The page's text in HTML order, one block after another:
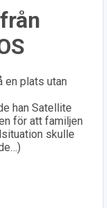
en plats utan
han Satellite
för att familjen
skulle